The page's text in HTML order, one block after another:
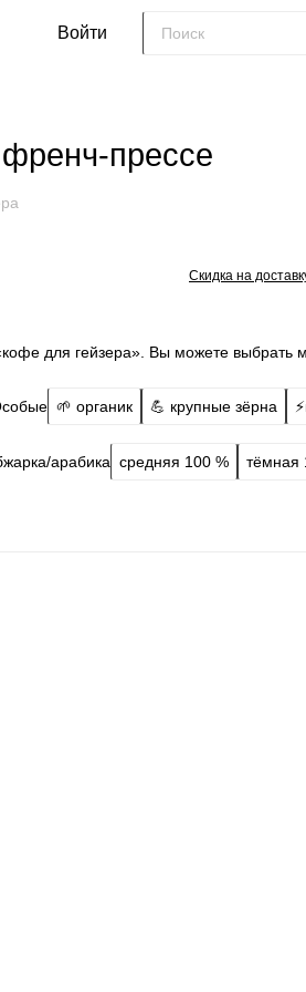
Войти
прессе
Скидка на
для гейзера». Вы можете выбрать
🌱 органик 💪 крупные зёрна
арабика средняя 100 % тёмная